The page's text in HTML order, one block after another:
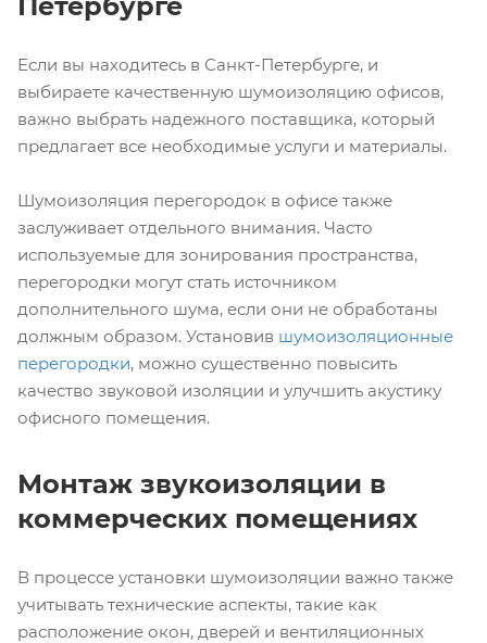
Если вы находитесь в Санкт-Петербурге, и
выбираете качественную шумоизоляцию офисов,
важно выбрать надежного поставщика, который
предлагает все необходимые услуги и материалы.
Шумоизоляция перегородок в офисе также
заслуживает отдельного внимания. Часто
используемые для зонирования пространства,
перегородки могут стать источником
дополнительного шума, если они не обработаны
должным образом. Установив шумоизоляционные
перегородки, можно существенно повысить
качество звуковой изоляции и улучшить акустику
офисного помещения.
Монтаж звукоизоляции в
коммерческих помещениях
В процессе установки шумоизоляции важно также
учитывать технические аспекты, такие как
расположение окон, дверей и вентиляционных